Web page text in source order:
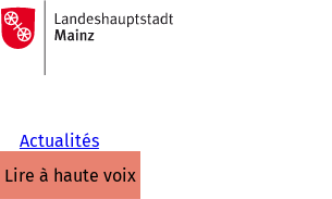
Accéder au contenu
Vers
la
page
d'accueil
Actualités
lire à haute voix